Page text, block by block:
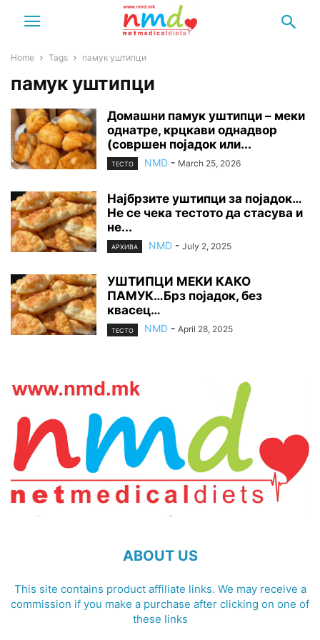
Home Tags памук уштипци
памук уштипци
Домашни памук уштипци – меки
однатре, крцкави однадвор
(совршен појадок или...
ТЕСТО NMD - March 25, 2026
Најбрзите уштипци за појадок…
Не се чека тестото да стасува и
не...
АРХИВА NMD - July 2, 2025
УШТИПЦИ МЕКИ КАКО
ПАМУК…Брз појадок, без
квасец…
ТЕСТО NMD - April 28, 2025
ABOUT US
This site contains product affiliate links. We may receive a
commission if you make a purchase after clicking on one of
these links